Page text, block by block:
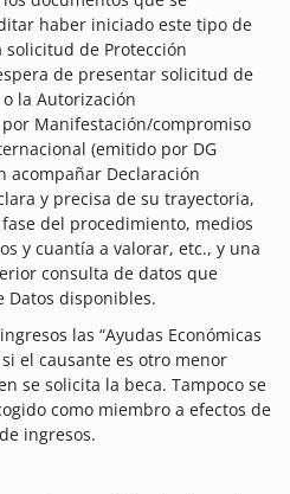
haber iniciado este tipo de
de Protección
de presentar solicitud de
la Autorización
Manifestación/compromiso
(emitido por DG
acompañar Declaración
y precisa de su trayectoria,
del procedimiento, medios
y cuantía a valorar, etc., y una
consulta de datos que
Datos disponibles.
las “Ayudas Económicas
el causante es otro menor
se solicita la beca. Tampoco se
como miembro a efectos de
ingresos.